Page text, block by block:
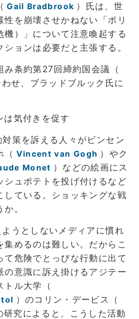
Gail Bradbrook ）氏は、世
性を崩壊させかねない「ポリ
機）」について注意喚起する
ョンは必要だと主張する。
条約第27回締約国会議（
せ、ブラッドブルック氏に
気付きを促す
策を訴える人々がビンセン
（ Vincent van Gogh ）やク
Monet ）などの絵画にス
シュポテトを投げ付けるなど
している。ショッキングな戦
。
うとしないメディアに慣れ
めるのは難しい。だからこ
て危険でとっぴな行動に出て
の意識に訴え掛けるアジテー
トル大学（
）のコリン・デービス（
研究によると、こうした活動